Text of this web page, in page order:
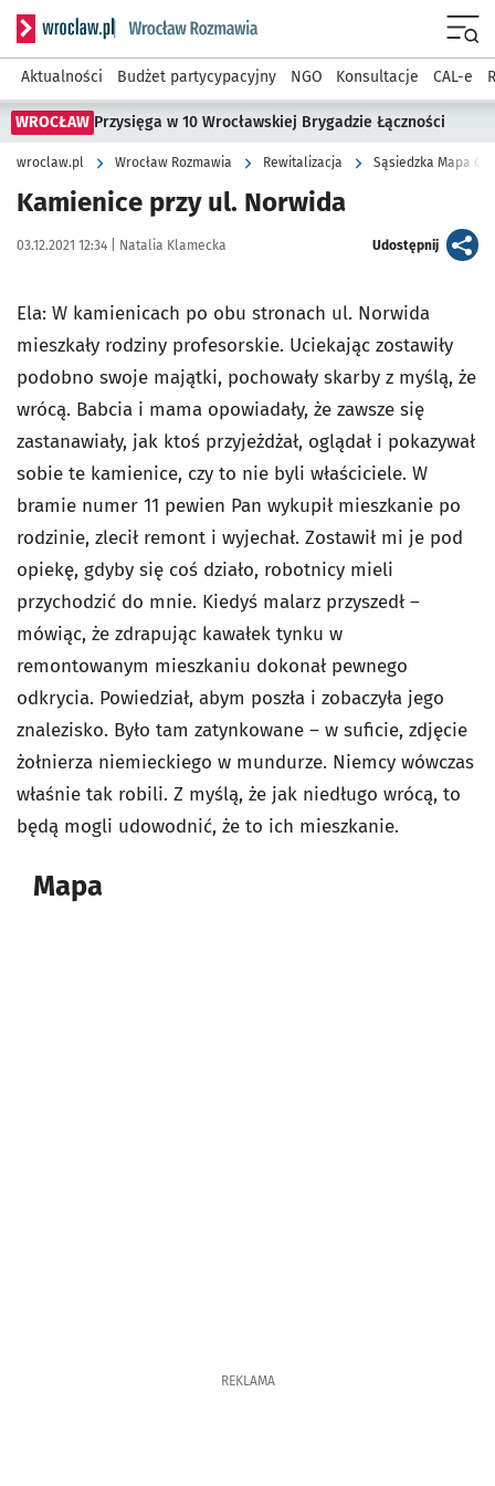
Serwis informacyjny wroclaw.pl podserwis: Rozmawia
Aktualności Budżet partycypacyjny NGO Konsultacje CAL-e
WROCŁAW Przysięga w 10 Wrocławskiej Brygadzie Łączności
wroclaw.pl Wrocław Rozmawia Rewitalizacja Sąsiedzka Mapa
Kamienice przy ul. Norwida
Data publikacji:
03.12.2021 12:34 | Autor:
Natalia Klamecka Udostępnijartykuł
Ela: W kamienicach po obu stronach ul. Norwida
mieszkały rodziny profesorskie. Uciekając zostawiły
podobno swoje majątki, pochowały skarby z myślą, że
wrócą. Babcia i mama opowiadały, że zawsze się
zastanawiały, jak ktoś przyjeżdżał, oglądał i pokazywał
sobie te kamienice, czy to nie byli właściciele. W
bramie numer 11 pewien Pan wykupił mieszkanie po
rodzinie, zlecił remont i wyjechał. Zostawił mi je pod
opiekę, gdyby się coś działo, robotnicy mieli
przychodzić do mnie. Kiedyś malarz przyszedł –
mówiąc, że zdrapując kawałek tynku w
remontowanym mieszkaniu dokonał pewnego
odkrycia. Powiedział, abym poszła i zobaczyła jego
znalezisko. Było tam zatynkowane – w suficie, zdjęcie
żołnierza niemieckiego w mundurze. Niemcy wówczas
właśnie tak robili. Z myślą, że jak niedługo wrócą, to
będą mogli udowodnić, że to ich mieszkanie.
Mapa
REKLAMA